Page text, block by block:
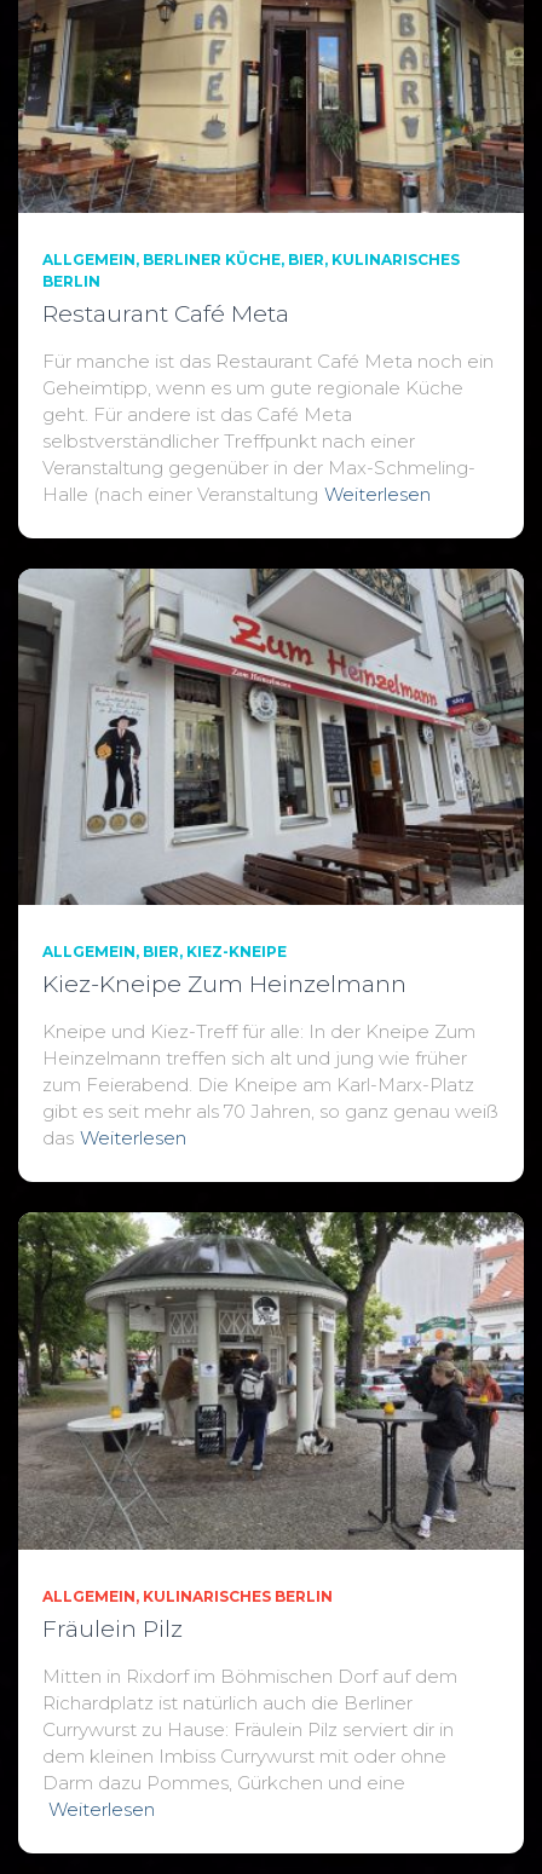
ALLGEMEIN BERLINER KÜCHE BIER KULINARISCHES
BERLIN
Restaurant Café Meta
Für manche ist das Restaurant Café Meta noch ein
Geheimtipp, wenn es um gute regionale Küche
geht. Für andere ist das Café Meta
selbstverständlicher Treffpunkt nach einer
Veranstaltung gegenüber in der Max-Schmeling-
Halle (nach einer Veranstaltung Weiterlesen
ALLGEMEIN BIER KIEZ-KNEIPE
Kiez-Kneipe Zum Heinzelmann
Kneipe und Kiez-Treff für alle: In der Kneipe Zum
Heinzelmann treffen sich alt und jung wie früher
zum Feierabend. Die Kneipe am Karl-Marx-Platz
gibt es seit mehr als 70 Jahren, so ganz genau weiß
das Weiterlesen
ALLGEMEIN KULINARISCHES BERLIN
Fräulein Pilz
Mitten in Rixdorf im Böhmischen Dorf auf dem
Richardplatz ist natürlich auch die Berliner
Currywurst zu Hause: Fräulein Pilz serviert dir in
dem kleinen Imbiss Currywurst mit oder ohne
Darm dazu Pommes, Gürkchen und eine
Weiterlesen